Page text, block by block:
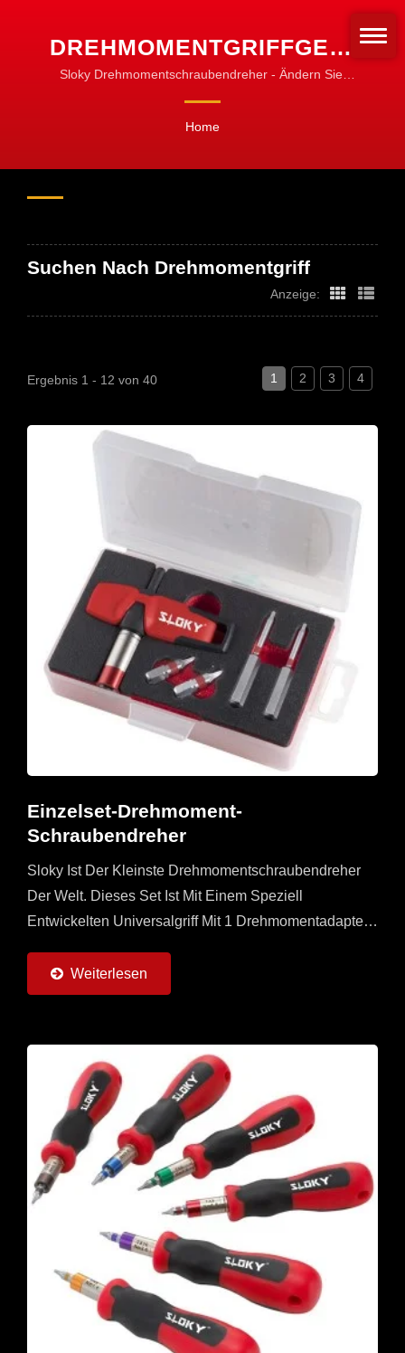
| CNC-
DREHMOMENTWERKZEUGE
DREHEN UND FRÄSEN
Sloky Drehmomentschraubendreher - Ändern Sie,
Home
Suchen Nach Drehmomentgriff
Anzeige:
Ergebnis 1 - 12 von 40 1 2 3 4
Einzelset-Drehmoment-
Schraubendreher
Sloky Ist Der Kleinste Drehmomentschraubendreher
Der Welt. Dieses Set Ist Mit Einem Speziell
Entwickelten Universalgriff Mit 1 Drehmomentadapter
(Torx, Torx...Weiterlesen